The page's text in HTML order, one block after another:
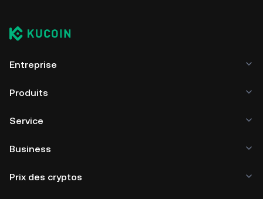
Entreprise
Produits
Service
Business
Prix des cryptos